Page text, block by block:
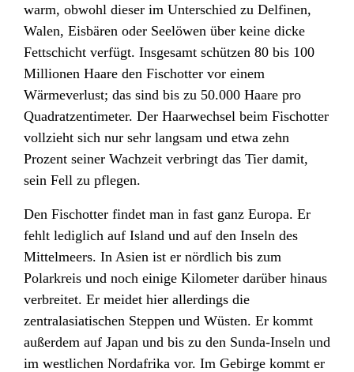
warm, obwohl dieser im Unterschied zu Delfinen,
Walen, Eisbären oder Seelöwen über keine dicke
Fettschicht verfügt. Insgesamt schützen 80 bis 100
Millionen Haare den Fischotter vor einem
Wärmeverlust; das sind bis zu 50.000 Haare pro
Quadratzentimeter. Der Haarwechsel beim Fischotter
vollzieht sich nur sehr langsam und etwa zehn
Prozent seiner Wachzeit verbringt das Tier damit,
sein Fell zu pflegen.
Den Fischotter findet man in fast ganz Europa. Er
fehlt lediglich auf Island und auf den Inseln des
Mittelmeers. In Asien ist er nördlich bis zum
Polarkreis und noch einige Kilometer darüber hinaus
verbreitet. Er meidet hier allerdings die
zentralasiatischen Steppen und Wüsten. Er kommt
außerdem auf Japan und bis zu den Sunda-Inseln und
im westlichen Nordafrika vor. Im Gebirge kommt er